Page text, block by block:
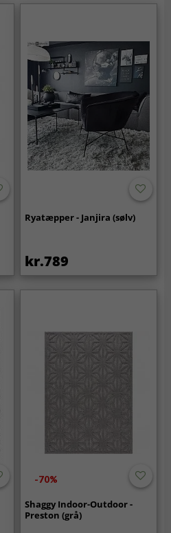
Ryatæpper - Janjira (sølv)
kr.789
-70%
Shaggy Indoor-Outdoor -
Preston (grå)